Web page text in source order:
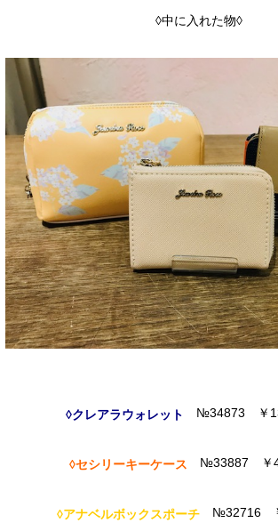
◊中に入れた物◊
◊クレアラウォレット №34873 ￥
◊セシリーキーケース №33887 ￥
◊アナベルボックスポーチ №32716